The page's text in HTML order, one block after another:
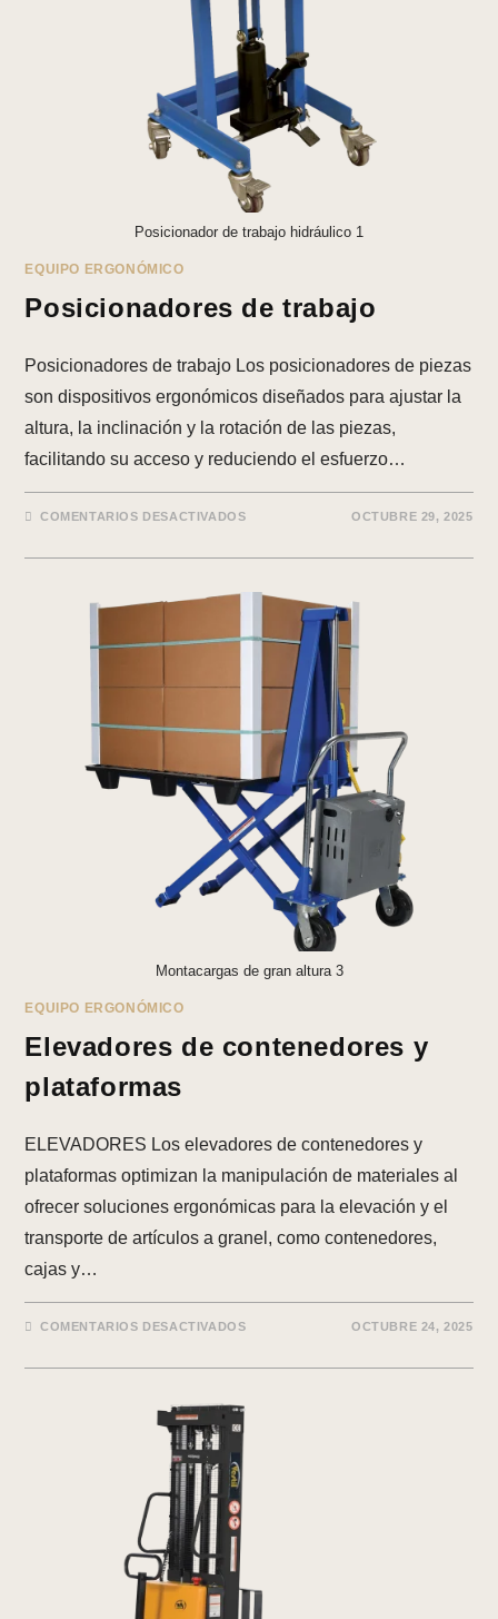
Posicionador de trabajo hidráulico 1
EQUIPO ERGONÓMICO
Posicionadores de trabajo
Posicionadores de trabajo Los posicionadores de piezas
son dispositivos ergonómicos diseñados para ajustar la
altura, la inclinación y la rotación de las piezas,
facilitando su acceso y reduciendo el esfuerzo…
COMENTARIOS DESACTIVADOSEN
TRABAJO
OCTUBRE 29, 2025
Montacargas de gran altura 3
EQUIPO ERGONÓMICO
Elevadores de contenedores y
plataformas
ELEVADORES Los elevadores de contenedores y
plataformas optimizan la manipulación de materiales al
ofrecer soluciones ergonómicas para la elevación y el
transporte de artículos a granel, como contenedores,
cajas y…
COMENTARIOS DESACTIVADOSEN
CONTENEDORES
OCTUBRE 24, 2025